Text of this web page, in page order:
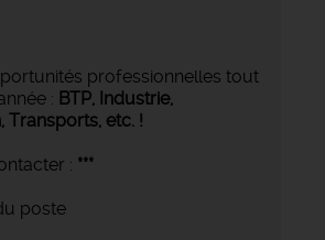
professionnelles tout
: BTP, Industrie,
Transports, etc. !
: ***
poste